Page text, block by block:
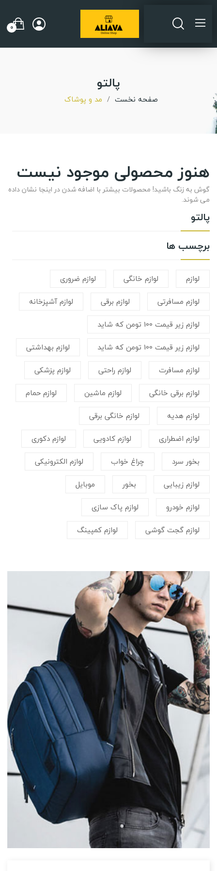
0
پالتو
صفحه نخست مد و پوشاک
پالتو
برچسب ها
لوازم لوازم خانگی
لوازم ضروری
لوازم مسافرتی
لوازم برقی
لوازم آشپزخانه
لوازم زیر قیمت 100 تومن که شاید
لوازم زیر قیمت 100 تومن که شاید
لوازم بهداشتی
لوازم مسافرت
لوازم راحتی
لوازم پزشکی
لوازم برقی خانگی
لوازم ماشین
لوازم حمام
لوازم هدیه
لوازم خانگی برقی
لوازم اضطراری
لوازم کادویی
لوازم دکوری
بخور سرد
چراغ خواب
لوازم الکترونیکی
لوازم زیبایی
بخور
موبایل
لوازم خودرو
لوازم پاک سازی
لوازم گجت گوشی
لوازم کمپینگ
هنوز محصولی موجود نیست
گوش به زنگ باشید! محصولات بیشتر با اضافه شدن در اینجا نشان داده
می شوند.